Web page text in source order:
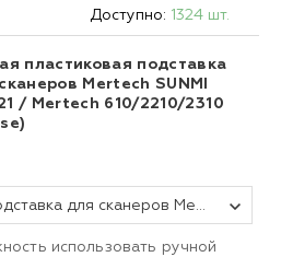
Доступно: 1324 шт.
пластиковая подставка
Mertech SUNMI
/ Mertech 610/2210/2310
Гибкая пластиковая подставка для сканеров Mertech SUNMI NS021 / Mertech 610/2210/2310 (Sense) White
использовать ручной